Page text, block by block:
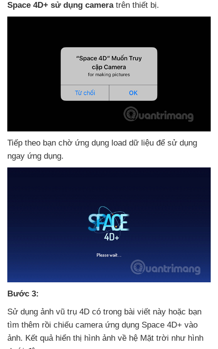
Space 4D+ sử dụng cameratrên thiết bị.
Tiếp theo bạn chờ ứng dụng load dữ liệu để sử dụng
ngay ứng dụng.
Bước 3:
Sử dụng ảnh vũ trụ 4D có trong bài viết này hoặc bạn
tìm thêm rồi chiếu camera ứng dụng Space 4D+ vào
ảnh. Kết quả hiển thị hình ảnh về hệ Mặt trời như hình